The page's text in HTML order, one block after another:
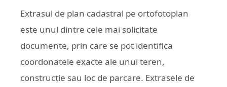
Extrasul de plan cadastral pe ortofotoplan
este unul dintre cele mai solicitate
documente, prin care se pot identifica
coordonatele exacte ale unui teren,
construcție sau loc de parcare. Extrasele de